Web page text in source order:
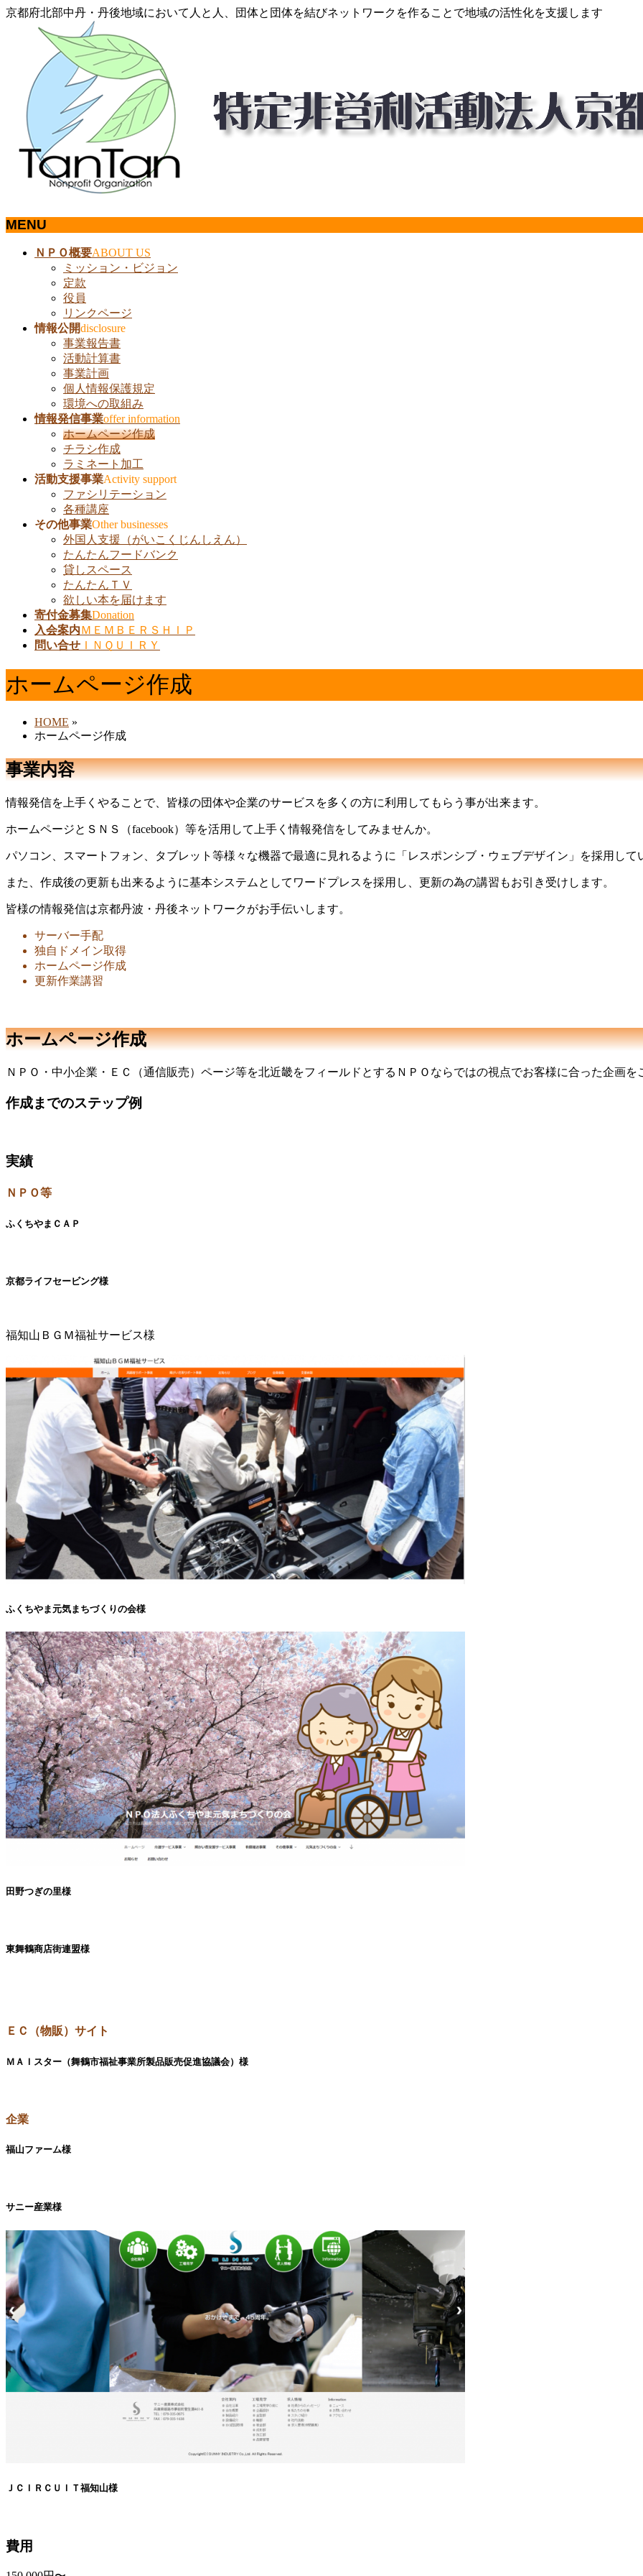
京都府北部中丹・丹後地域において人と人、団体と団体を結びネットワークを作ることで地域の活性化を支援します
MENU
ＮＰＯ概要ABOUT US
ミッション・ビジョン
定款
役員
リンクページ
情報公開disclosure
事業報告書
活動計算書
事業計画
個人情報保護規定
環境への取組み
情報発信事業offer information
ホームページ作成
チラシ作成
ラミネート加工
活動支援事業Activity support
ファシリテーション
各種講座
その他事業Other businesses
外国人支援（がいこくじんしえん）
たんたんフードバンク
貸しスペース
たんたんＴＶ
欲しい本を届けます
寄付金募集Donation
入会案内ＭＥＭＢＥＲＳＨＩＰ
問い合せ ＩＮＱＵＩＲＹ
ホームページ作成
HOME »
ホームページ作成
事業内容
情報発信を上手くやることで、皆様の団体や企業のサービスを多くの方に利用してもらう事が出来ます。
ホームページとＳＮＳ（facebook）等を活用して上手く情報発信をしてみませんか。
パソコン、スマートフォン、タブレット等様々な機器で最適に見れるように「レスポンシブ・ウェブデザイン」を採用して
また、作成後の更新も出来るように基本システムとしてワードプレスを採用し、更新の為の講習もお引き受けします。
皆様の情報発信は京都丹波・丹後ネットワークがお手伝いします。
サーバー手配
独自ドメイン取得
ホームページ作成
更新作業講習
ホームページ作成
ＮＰＯ・中小企業・ＥＣ（通信販売）ページ等を北近畿をフィールドとするＮＰＯならではの視点でお客様に合った企画を
作成までのステップ例
実績
ＮＰＯ等
ふくちやまＣＡＰ
京都ライフセービング様
福知山ＢＧＭ福祉サービス様
ふくちやま元気まちづくりの会様
田野つぎの里様
東舞鶴商店街連盟様
ＥＣ（物販）サイト
ＭＡＩスター（舞鶴市福祉事業所製品販売促進協議会）様
企業
福山ファーム様
サニー産業様
ＪＣＩＲＣＵＩＴ福知山様
費用